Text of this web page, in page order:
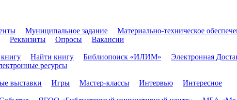
Муниципальное задание Материально-техническое
Реквизиты Опросы
Вакансии
книгу Найти книгу Библиопоиск «ИЛИМ» Электронная
ресурсы
выставки Игры Мастер-классы Интервью
Интересное